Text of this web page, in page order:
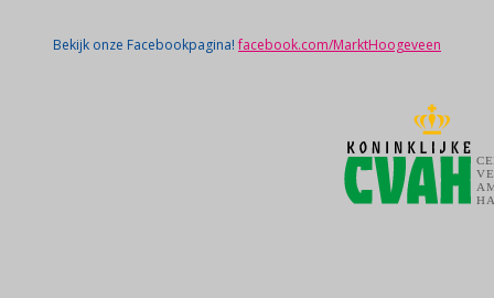
Bekijk onze Facebookpagina!facebook.com/MarktHoogeveen